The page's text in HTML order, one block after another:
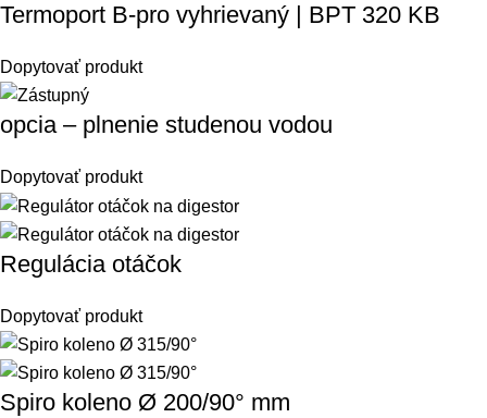
Termoport B-pro vyhrievaný | BPT 320 KB
Dopytovať produkt
opcia – plnenie studenou vodou
Dopytovať produkt
Regulácia otáčok
Dopytovať produkt
Spiro koleno Ø 200/90° mm